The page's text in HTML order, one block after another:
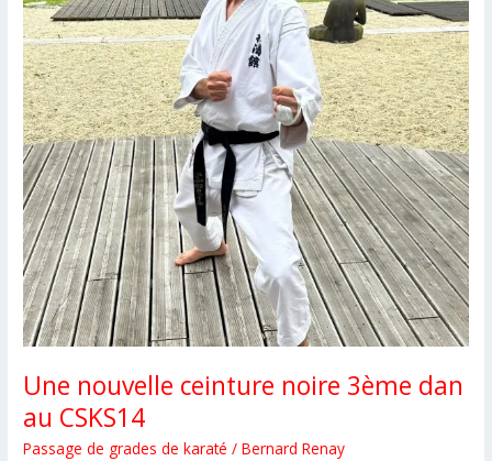
Une nouvelle ceinture noire 3ème dan
au CSKS14
Passage de grades de karaté /Bernard Renay